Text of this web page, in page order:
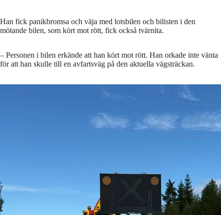
Han fick panikbromsa och väja med lotsbilen och bilisten i den
mötande bilen, som kört mot rött, fick också tvärnita.
– Personen i bilen erkände att han kört mot rött. Han orkade inte vänta
för att han skulle till en avfartsväg på den aktuella vägsträckan.